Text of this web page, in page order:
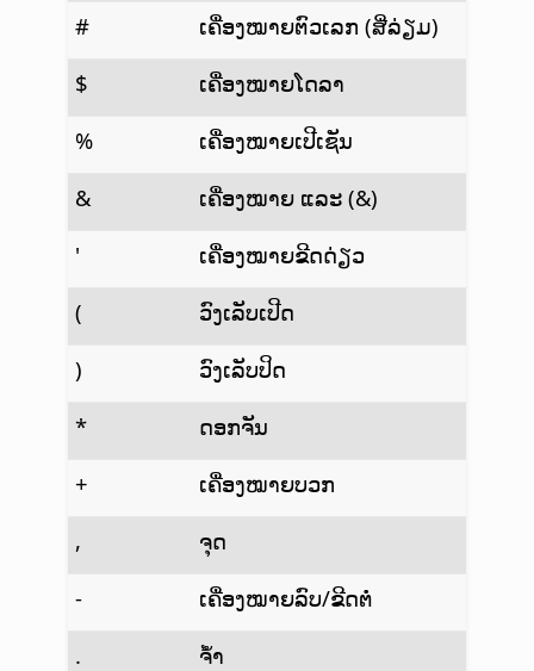
#
ເຄື່ອງໝາຍຕົວເລກ (ສີ່ລ່ຽມ)
$
ເຄື່ອງໝາຍໂດລາ
%
ເຄື່ອງໝາຍເປີເຊັນ
&
ເຄື່ອງໝາຍ ແລະ (&)
'
ເຄື່ອງໝາຍຂີດດ່ຽວ
(
ວົງເລັບເປີດ
)
ວົງເລັບປິດ
*
ດອກຈັນ
+
ເຄື່ອງໝາຍບວກ
,
ຈຸດ
-
ເຄື່ອງໝາຍລົບ/ຂີດຕໍ່
.
ຈ້ຳ